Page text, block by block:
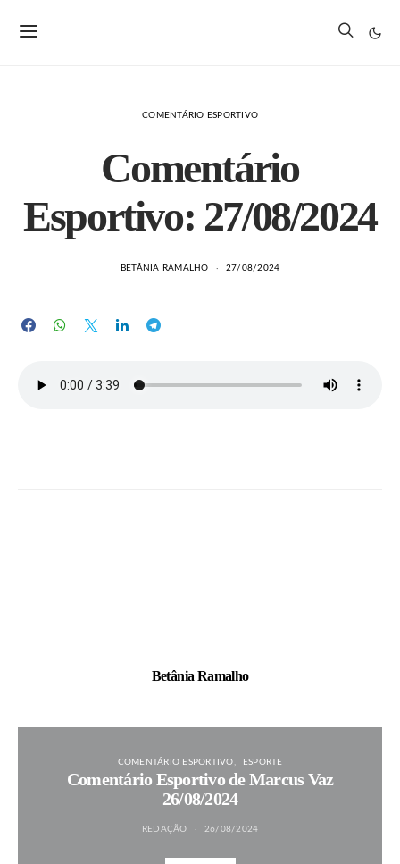
COMENTÁRIO ESPORTIVO
Comentário
Esportivo: 27/08/2024
BETÂNIA RAMALHO 27/08/2024
Betânia Ramalho
COMENTÁRIO ESPORTIVO ESPORTE
Comentário Esportivo de Marcus Vaz
26/08/2024
REDAÇÃO 26/08/2024